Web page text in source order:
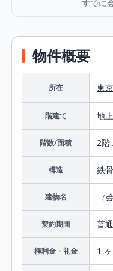
すでに
物件概要
所在 東
階建て 地
階数/面積 2階
構造 鉄
建物名 （
契約期間 普
権利金・礼金 1